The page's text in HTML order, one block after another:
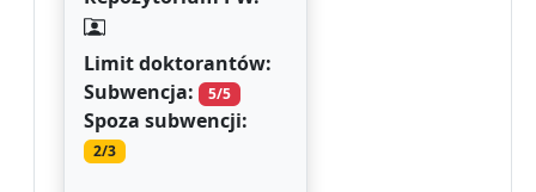
Limit doktorantów:
Subwencja:
5/5
Spoza subwencji:
2/3